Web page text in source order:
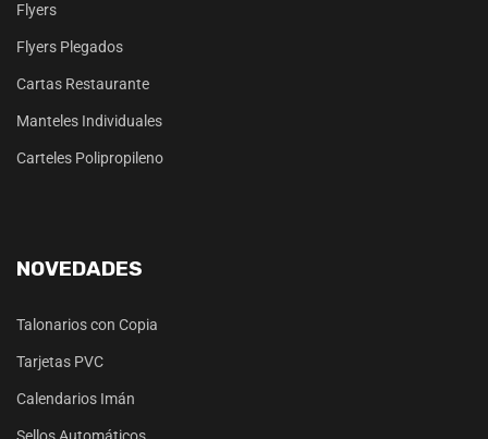
Flyers
Flyers Plegados
Cartas Restaurante
Manteles Individuales
Carteles Polipropileno
NOVEDADES
Talonarios con Copia
Tarjetas PVC
Calendarios Imán